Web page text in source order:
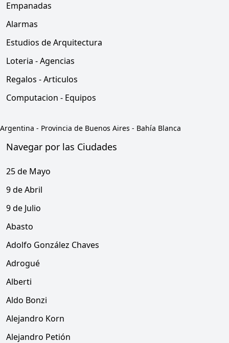
Empanadas
Alarmas
Estudios de Arquitectura
Loteria - Agencias
Regalos - Articulos
Computacion - Equipos
Argentina - Provincia de Buenos Aires - Bahía Blanca
Navegar por las Ciudades
25 de Mayo
9 de Abril
9 de Julio
Abasto
Adolfo González Chaves
Adrogué
Alberti
Aldo Bonzi
Alejandro Korn
Alejandro Petión